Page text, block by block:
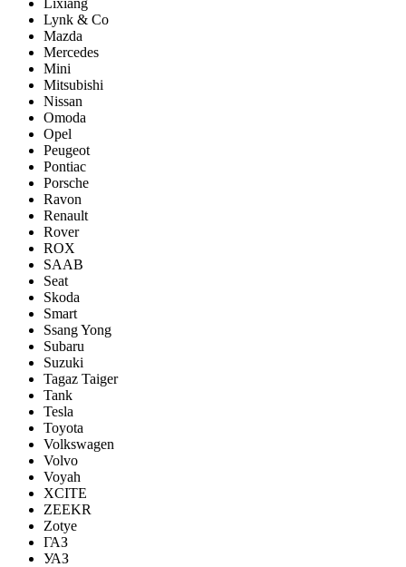
Lixiang
Lynk & Co
Mazda
Mercedes
Mini
Mitsubishi
Nissan
Omoda
Opel
Peugeot
Pontiac
Porsсhe
Ravon
Renault
Rover
ROX
SAAB
Seat
Skoda
Smart
Ssang Yong
Subaru
Suzuki
Tagaz Taiger
Tank
Tesla
Toyota
Volkswagen
Volvo
Voyah
XCITE
ZEEKR
Zotye
ГАЗ
УАЗ